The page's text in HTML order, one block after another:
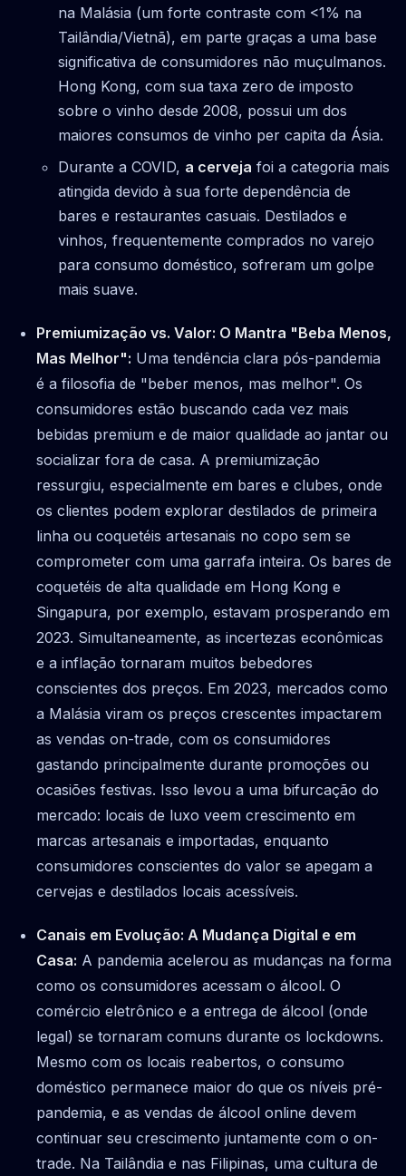
na Malásia (um forte contraste com <1% na
Tailândia/Vietnã), em parte graças a uma base
significativa de consumidores não muçulmanos.
Hong Kong, com sua taxa zero de imposto
sobre o vinho desde 2008, possui um dos
maiores consumos de vinho per capita da Ásia.
Durante a COVID, a cerveja foi a categoria mais
atingida devido à sua forte dependência de
bares e restaurantes casuais. Destilados e
vinhos, frequentemente comprados no varejo
para consumo doméstico, sofreram um golpe
mais suave.
Premiumização vs. Valor: O Mantra "Beba Menos,
Mas Melhor": Uma tendência clara pós-pandemia
é a filosofia de "beber menos, mas melhor". Os
consumidores estão buscando cada vez mais
bebidas premium e de maior qualidade ao jantar ou
socializar fora de casa. A premiumização
ressurgiu, especialmente em bares e clubes, onde
os clientes podem explorar destilados de primeira
linha ou coquetéis artesanais no copo sem se
comprometer com uma garrafa inteira. Os bares de
coquetéis de alta qualidade em Hong Kong e
Singapura, por exemplo, estavam prosperando em
2023. Simultaneamente, as incertezas econômicas
e a inflação tornaram muitos bebedores
conscientes dos preços. Em 2023, mercados como
a Malásia viram os preços crescentes impactarem
as vendas on-trade, com os consumidores
gastando principalmente durante promoções ou
ocasiões festivas. Isso levou a uma bifurcação do
mercado: locais de luxo veem crescimento em
marcas artesanais e importadas, enquanto
consumidores conscientes do valor se apegam a
cervejas e destilados locais acessíveis.
Canais em Evolução: A Mudança Digital e em
Casa: A pandemia acelerou as mudanças na forma
como os consumidores acessam o álcool. O
comércio eletrônico e a entrega de álcool (onde
legal) se tornaram comuns durante os lockdowns.
Mesmo com os locais reabertos, o consumo
doméstico permanece maior do que os níveis pré-
pandemia, e as vendas de álcool online devem
continuar seu crescimento juntamente com o on-
trade. Na Tailândia e nas Filipinas, uma cultura de